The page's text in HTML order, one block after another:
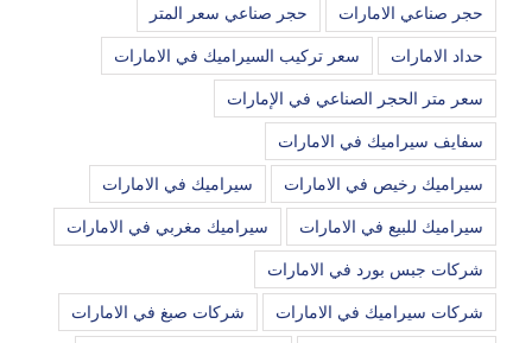
حجر صناعي الامارات حجر صناعي سعر المتر
حداد الامارات سعر تركيب السيراميك في الامارات
سعر متر الحجر الصناعي في الإمارات
سفايف سيراميك في الامارات
سيراميك رخيص في الامارات سيراميك في الامارات
سيراميك للبيع في الامارات سيراميك مغربي في الامارات
شركات جبس بورد في الامارات
شركات سيراميك في الامارات شركات صبغ في الامارات